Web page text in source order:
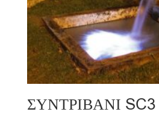
ΣΥΝΤΡΙΒΑΝΙ SC3